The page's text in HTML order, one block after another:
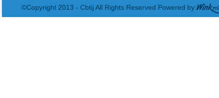
©Copyright 2013 - Cbtij All Rights Reserved Powered by: